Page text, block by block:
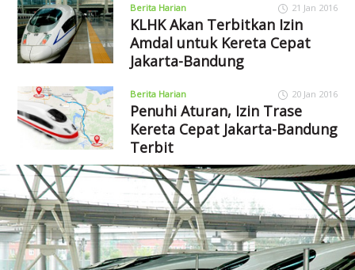
Berita Harian 21 Jan 2016
KLHK Akan Terbitkan Izin
Amdal untuk Kereta Cepat
Jakarta-Bandung
Berita Harian 20 Jan 2016
Penuhi Aturan, Izin Trase
Kereta Cepat Jakarta-Bandung
Terbit